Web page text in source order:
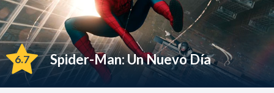
6.7 Spider-Man: Un Nuevo Día